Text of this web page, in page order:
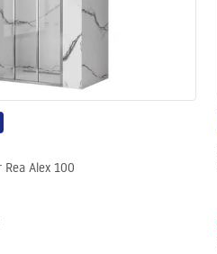
Rea Alex 100